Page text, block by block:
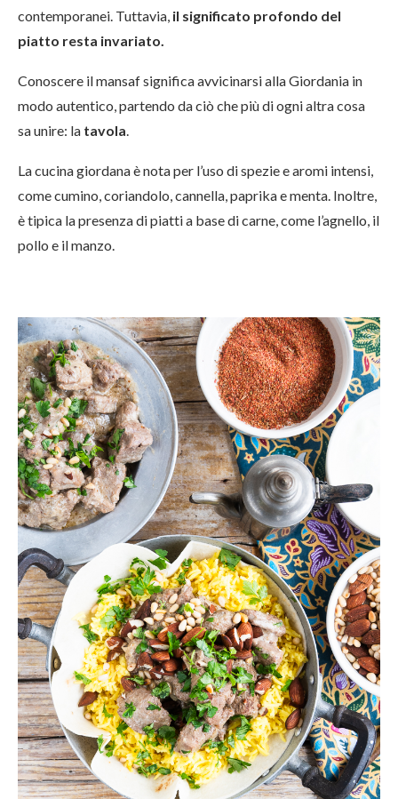
contemporanei. Tuttavia, il significato profondo del
piatto resta invariato.
Conoscere il mansaf significa avvicinarsi alla Giordania in
modo autentico, partendo da ciò che più di ogni altra cosa
sa unire: la tavola
La cucina giordana è nota per l’uso di spezie e aromi intensi,
come cumino, coriandolo, cannella, paprika e menta. Inoltre,
è tipica la presenza di piatti a base di carne, come l’agnello, il
pollo e il manzo.